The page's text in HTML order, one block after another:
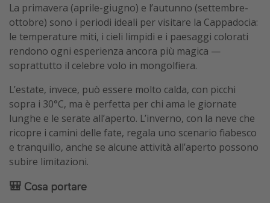
La primavera (aprile-giugno) e l’autunno (settembre-
ottobre) sono i periodi ideali per visitare la Cappadocia:
le temperature miti, i cieli limpidi e i paesaggi colorati
rendono ogni esperienza ancora più magica —
soprattutto il celebre volo in mongolfiera.
L’estate, invece, può essere molto calda, con picchi
sopra i 30°C, ma è perfetta per chi ama le giornate
lunghe e le serate all’aperto. L’inverno, con la neve che
ricopre i camini delle fate, regala uno scenario fiabesco
e tranquillo, anche se alcune attività all’aperto possono
subire limitazioni.
🎒 Cosa portare